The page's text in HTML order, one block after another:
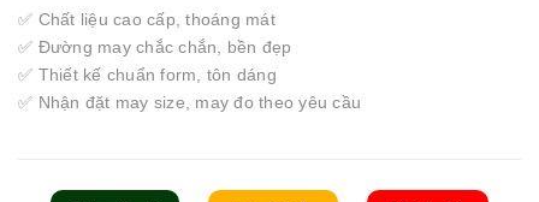
✅ Chất liệu cao cấp, thoáng mát
✅ Đường may chắc chắn, bền đẹp
✅ Thiết kế chuẩn form, tôn dáng
✅ Nhận đặt may size, may đo theo yêu cầu